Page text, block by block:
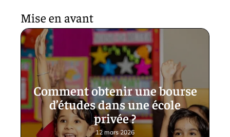
Mise en avant
Comment obtenir une bourse
d’études dans une école
privée ?
12 mars 2026